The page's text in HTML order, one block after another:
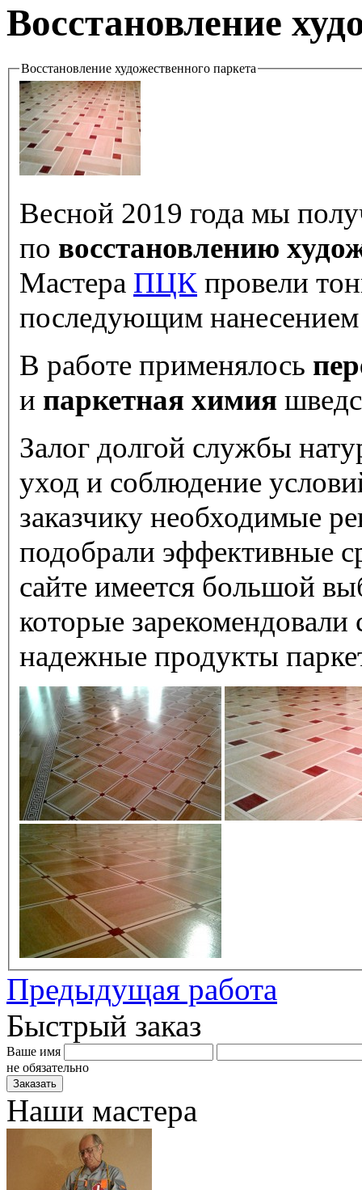
Восстановление
Восстановление художественного паркета
Весной 2019 года мы
по восстановлению
Мастера ПЦК провели
последующим нанесением
В работе применялось
и паркетная химия
Залог долгой службы
уход и соблюдение
заказчику необходимые
подобрали эффективные
сайте имеется большой
которые
надежные продукты
Предыдущая работа
Быстрый заказ
Ваше имя
не обязательно
Наши мастера